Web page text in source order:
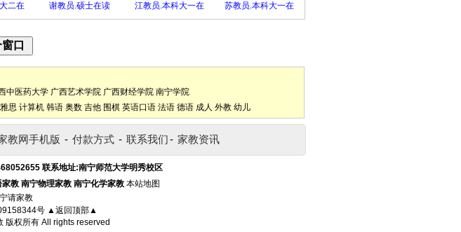
二在 谢教员.硕士在读 江教员.本科大一在 苏教员.本科大一在
中医药大学 广西艺术学院 广西财经学院 南宁学院
雅思 计算机 韩语 奥数 吉他 围棋 英语口语 法语 德语 成人 外教 幼儿
教网手机版 - 付款方式 - 联系我们- 家教资讯
联系地址:南宁师范大学明秀校区
家教 南宁物理家教 南宁化学家教 本站地图
请家教
号 ▲返回顶部▲
版权所有 All rights reserved